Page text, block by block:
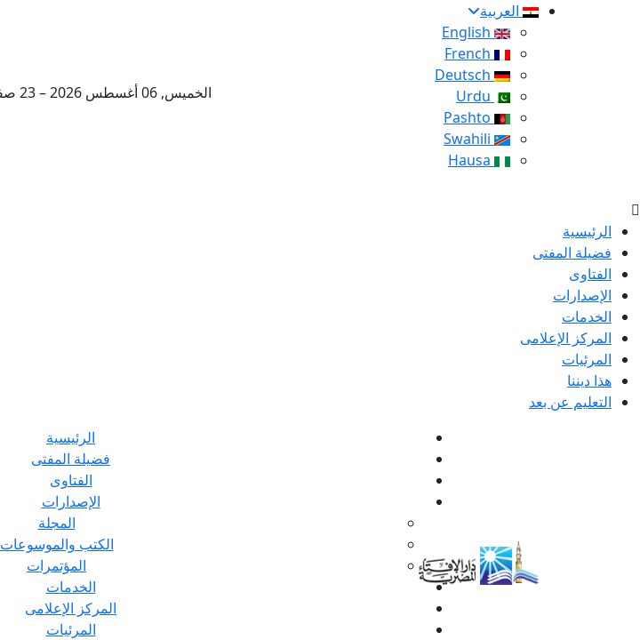
العربية
الخميس, 06 أغسطس 2026 – 23 صفر 1448 هـ
الرئيسية
فضيلة المفتى
الفتاوى
الإصدارات
الخدمات
المركز الإعلامى
المرئيات
هذا ديننا
التعليم عن بعد
الرئيسية
فضيلة المفتى
الفتاوى
الإصدارات
المجلة
الكتب والموسوعات
المؤتمرات
الخدمات
المركز الإعلامى
المرئيات